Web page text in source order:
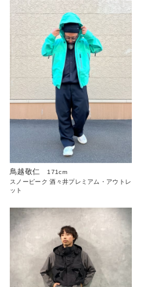
鳥越敬仁
171cm
スノーピーク 酒々井プレミアム・アウトレ
ット